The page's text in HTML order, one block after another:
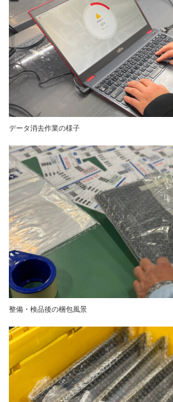
データ消去作業の様子
整備・検品後の梱包風景